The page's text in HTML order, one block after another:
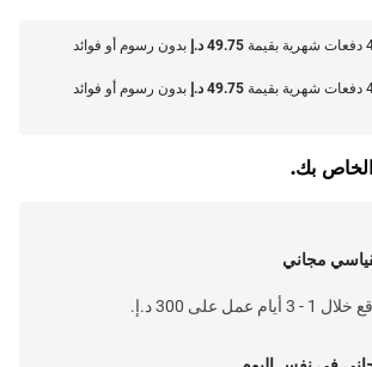
49.75 د.إ
بدون رسوم أو فوائد
49.75 د.إ
بدون رسوم أو فوائد
الخاص بك.
مجاني
عمل على 300 د.إ.